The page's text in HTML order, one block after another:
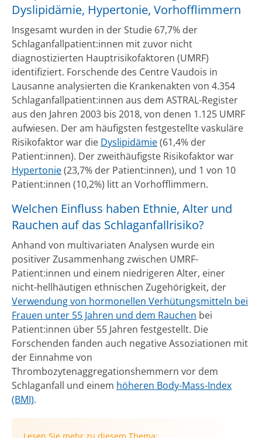
Dyslipidämie, Hypertonie, Vorhofflimmern
Insgesamt wurden in der Studie 67,7% der
Schlaganfallpatient:innen mit zuvor nicht
diagnostizierten Hauptrisikofaktoren (UMRF)
identifiziert. Forschende des Centre Vaudois in
Lausanne analysierten die Krankenakten von 4.354
Schlaganfallpatient:innen aus dem ASTRAL-Register
aus den Jahren 2003 bis 2018, von denen 1.125 UMRF
aufwiesen. Der am häufigsten festgestellte vaskuläre
Risikofaktor war die Dyslipidämie(61,4% der
Patient:innen). Der zweithäufigste Risikofaktor war
Hypertonie(23,7% der Patient:innen), und 1 von 10
Patient:innen (10,2%) litt an Vorhofflimmern.
Welchen Einfluss haben Ethnie, Alter und
Rauchen auf das Schlaganfallrisiko?
Anhand von multivariaten Analysen wurde ein
positiver Zusammenhang zwischen UMRF-
Patient:innen und einem niedrigeren Alter, einer
nicht-hellhäutigen ethnischen Zugehörigkeit, der
Verwendung von hormonellen Verhütungsmitteln bei
Frauen unter 55 Jahren und dem Rauchen bei
Patient:innen über 55 Jahren festgestellt. Die
Forschenden fanden auch negative Assoziationen mit
der Einnahme von
Thrombozytenaggregationshemmern vor dem
Schlaganfall und einem höheren Body-Mass-Index
(BMI).
Lesen Sie mehr zu diesem Thema: